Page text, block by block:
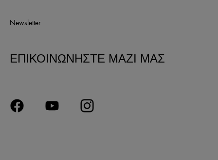
Newsletter
ΕΠΙΚΟΙΝΩΝΗΣΤΕ ΜΑΖΙ ΜΑΣ